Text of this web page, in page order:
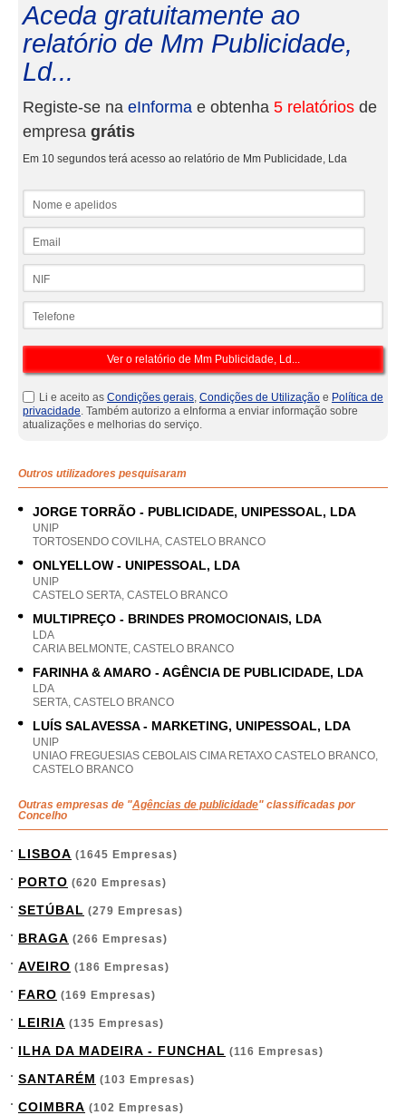
Aceda gratuitamente ao
relatório de Mm Publicidade,
Ld...
Registe-se na eInforma e obtenha 5 relatórios de
empresa grátis
Em 10 segundos terá acesso ao relatório de Mm Publicidade, Lda
Li e aceito as Condições gerais, Condições de Utilização e Política de
privacidade. Também autorizo a eInforma a enviar informação sobre
atualizações e melhorias do serviço.
Outros utilizadores pesquisaram
JORGE TORRÃO - PUBLICIDADE, UNIPESSOAL, LDA
UNIP
TORTOSENDO COVILHA, CASTELO BRANCO
ONLYELLOW - UNIPESSOAL, LDA
UNIP
CASTELO SERTA, CASTELO BRANCO
MULTIPREÇO - BRINDES PROMOCIONAIS, LDA
LDA
CARIA BELMONTE, CASTELO BRANCO
FARINHA & AMARO - AGÊNCIA DE PUBLICIDADE, LDA
LDA
SERTA, CASTELO BRANCO
LUÍS SALAVESSA - MARKETING, UNIPESSOAL, LDA
UNIP
UNIAO FREGUESIAS CEBOLAIS CIMA RETAXO CASTELO BRANCO,
CASTELO BRANCO
Outras empresas de "Agências de publicidade" classificadas por
Concelho
LISBOA (1645 Empresas)
PORTO (620 Empresas)
SETÚBAL (279 Empresas)
BRAGA (266 Empresas)
AVEIRO (186 Empresas)
FARO (169 Empresas)
LEIRIA (135 Empresas)
ILHA DA MADEIRA - FUNCHAL (116 Empresas)
SANTARÉM (103 Empresas)
COIMBRA (102 Empresas)